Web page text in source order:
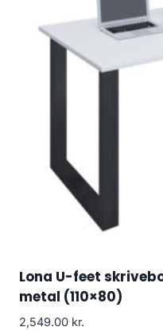
Lona U-feet
metal (110×80)
2,549.00 kr.